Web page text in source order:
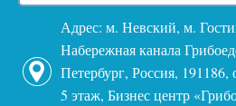
Адрес: м. Невский, м.
Набережная канала
Петербург, Россия, 191186,
5 этаж, Бизнес центр